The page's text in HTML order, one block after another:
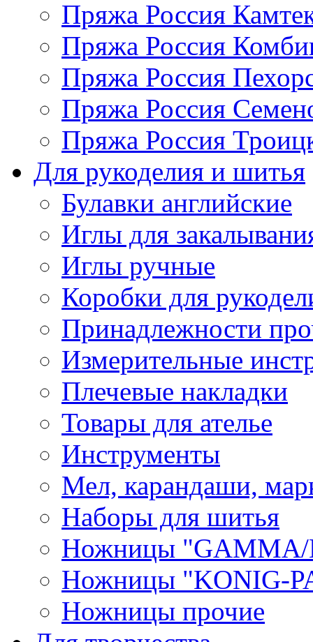
Пряжа Россия
Пряжа Россия
Пряжа Россия
Пряжа Россия
Пряжа Россия
Для рукоделия и шитья
Булавки английские
Иглы для
Иглы ручные
Коробки для
Принадлежности
Измерительные
Плечевые накладки
Товары для ателье
Инструменты
Мел, карандаши,
Наборы для шитья
Ножницы "GAMMA/
Ножницы "KONIG-
Ножницы прочие